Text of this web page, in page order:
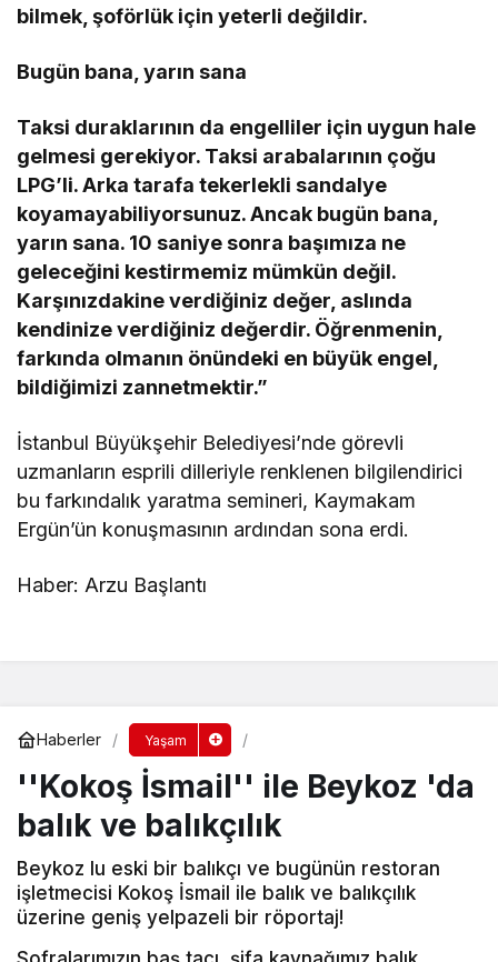
bilmek, şoförlük için yeterli değildir.
Bugün bana, yarın sana
Taksi duraklarının da engelliler için uygun hale
gelmesi gerekiyor. Taksi arabalarının çoğu
LPG’li. Arka tarafa tekerlekli sandalye
koyamayabiliyorsunuz. Ancak bugün bana,
yarın sana. 10 saniye sonra başımıza ne
geleceğini kestirmemiz mümkün değil.
Karşınızdakine verdiğiniz değer, aslında
kendinize verdiğiniz değerdir. Öğrenmenin,
farkında olmanın önündeki en büyük engel,
bildiğimizi zannetmektir.”
İstanbul Büyükşehir Belediyesi’nde görevli
uzmanların esprili dilleriyle renklenen bilgilendirici
bu farkındalık yaratma semineri, Kaymakam
Ergün’ün konuşmasının ardından sona erdi.
Haber: Arzu Başlantı
Haberler Yaşam
''Kokoş İsmail'' ile Beykoz 'da
balık ve balıkçılık
Beykoz lu eski bir balıkçı ve bugünün restoran
işletmecisi Kokoş İsmail ile balık ve balıkçılık
üzerine geniş yelpazeli bir röportaj!